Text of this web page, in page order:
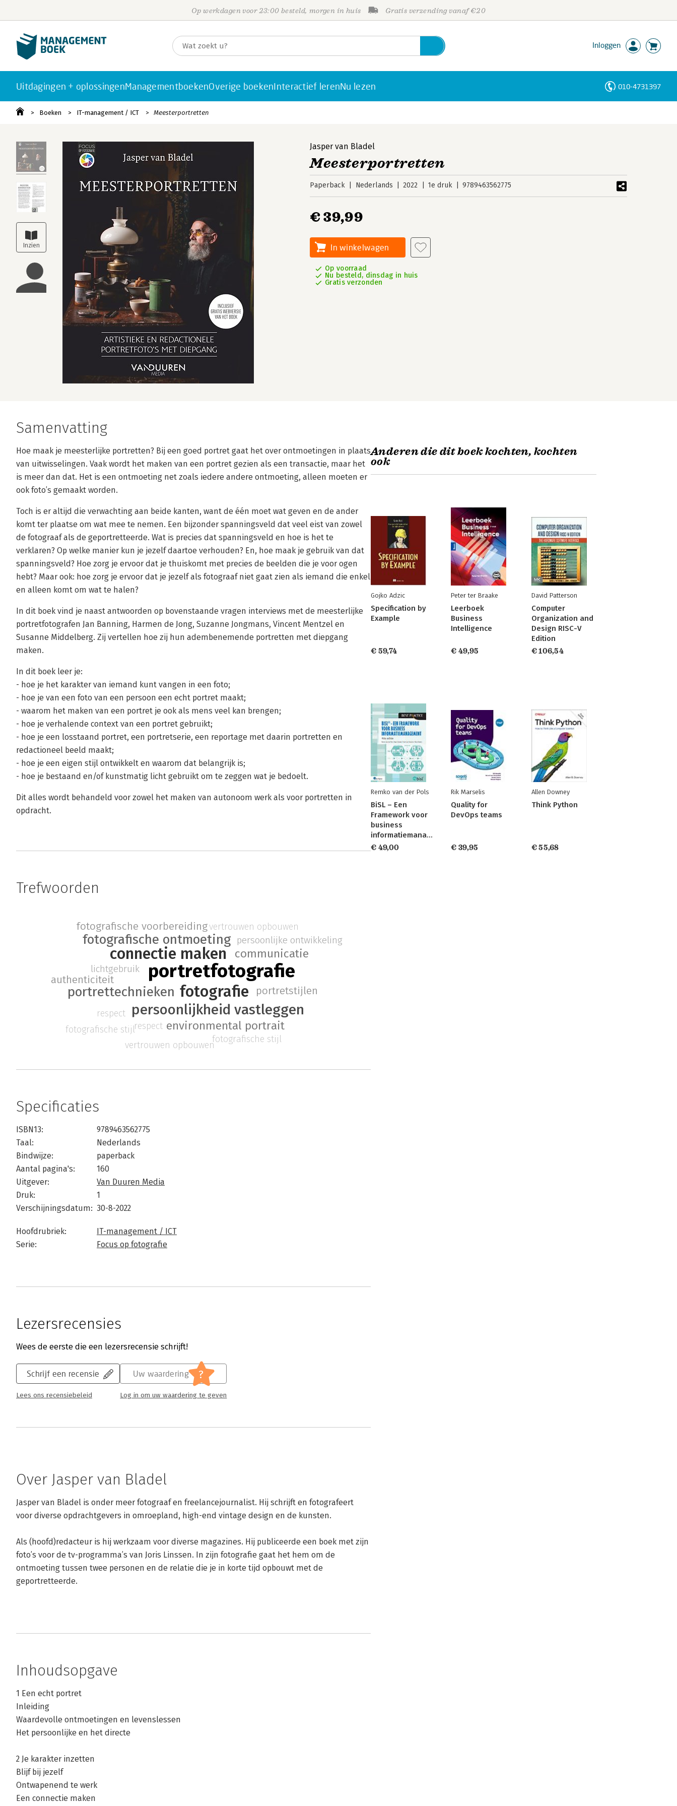
Op werkdagen voor 23:00 besteld, morgen in huis Gratis verzending vanaf €20
Inloggen
Uitdagingen + oplossingenManagementboekenOverige boekenInteractief lerenNu lezen 010-4731397
Boeken IT-management / ICT Meesterportretten
Jasper van Bladel
Meesterportretten
Paperback Nederlands 2022 1e druk 9789463562775
€ 39,99
In winkelwagen
Op voorraad
Nu besteld, dinsdag in huis
Gratis verzonden
Samenvatting
Hoe maak je meesterlijke portretten? Bij een goed portret gaat het over ontmoetingen in plaats
van uitwisselingen. Vaak wordt het maken van een portret gezien als een transactie, maar het
is meer dan dat. Het is een ontmoeting net zoals iedere andere ontmoeting, alleen moeten er
ook foto’s gemaakt worden.
Toch is er altijd die verwachting aan beide kanten, want de één moet wat geven en de ander
komt ter plaatse om wat mee te nemen. Een bijzonder spanningsveld dat veel eist van zowel
de fotograaf als de geportretteerde. Wat is precies dat spanningsveld en hoe is het te
verklaren? Op welke manier kun je jezelf daartoe verhouden? En, hoe maak je gebruik van dat
spanningsveld? Hoe zorg je ervoor dat je thuiskomt met precies de beelden die je voor ogen
hebt? Maar ook: hoe zorg je ervoor dat je jezelf als fotograaf niet gaat zien als iemand die enkel
en alleen komt om wat te halen?
In dit boek vind je naast antwoorden op bovenstaande vragen interviews met de meesterlijke
portretfotografen Jan Banning, Harmen de Jong, Suzanne Jongmans, Vincent Mentzel en
Susanne Middelberg. Zij vertellen hoe zij hun adembenemende portretten met diepgang
maken.
In dit boek leer je:
- hoe je het karakter van iemand kunt vangen in een foto;
- hoe je van een foto van een persoon een echt portret maakt;
- waarom het maken van een portret je ook als mens veel kan brengen;
- hoe je verhalende context van een portret gebruikt;
- hoe je een losstaand portret, een portretserie, een reportage met daarin portretten en
redactioneel beeld maakt;
- hoe je een eigen stijl ontwikkelt en waarom dat belangrijk is;
- hoe je bestaand en/of kunstmatig licht gebruikt om te zeggen wat je bedoelt.
Dit alles wordt behandeld voor zowel het maken van autonoom werk als voor portretten in
opdracht.
Trefwoorden
portretfotografie
fotografie
connectie maken
persoonlijkheid vastleggen
portrettechnieken
fotografische ontmoeting
communicatie
environmental portrait
portretstijlen
fotografische voorbereiding
authenticiteit
lichtgebruik
persoonlijke ontwikkeling
respect
vertrouwen opbouwen
fotografische stijl
respect
vertrouwen opbouwen
fotografische stijl
Specificaties
ISBN13:
9789463562775
Taal:
Nederlands
Bindwijze:
paperback
Aantal pagina's:
160
Uitgever:
Van Duuren Media
Druk:
1
Verschijningsdatum: 30-8-2022
Hoofdrubriek:
IT-management / ICT
Serie:
Focus op fotografie
Lezersrecensies
Wees de eerste die een lezersrecensie schrijft!
Schrijf een recensie
Lees ons recensiebeleid
Uw waardering ?
Log in om uw waardering te geven
Over Jasper van Bladel
Jasper van Bladel is onder meer fotograaf en freelancejournalist. Hij schrijft en fotografeert
voor diverse opdrachtgevers in omroepland, high-end vintage design en de kunsten.
Als (hoofd)redacteur is hij werkzaam voor diverse magazines. Hij publiceerde een boek met zijn
foto’s voor de tv-programma’s van Joris Linssen. In zijn fotografie gaat het hem om de
ontmoeting tussen twee personen en de relatie die je in korte tijd opbouwt met de
geportretteerde.
Inhoudsopgave
1 Een echt portret
Inleiding
Waardevolle ontmoetingen en levenslessen
Het persoonlijke en het directe
2 Je karakter inzetten
Blijf bij jezelf
Ontwapenend te werk
Een connectie maken
Anderen die dit boek kochten, kochten
ook
Gojko Adzic
Specification by
Example
€ 59,74
Peter ter Braake
Leerboek
Business
Intelligence
€ 49,95
David Patterson
Computer
Organization and
Design RISC-V
Edition
€ 106,54
Remko van der Pols
BiSL – Een
Framework voor
business
informatiemanagement
€ 49,00
Rik Marselis
Quality for
DevOps teams
€ 39,95
Allen Downey
Think Python
€ 55,68
Personen